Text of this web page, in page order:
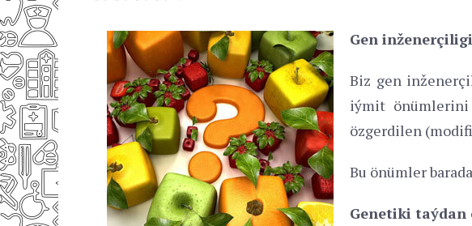
Gen
Biz gen
iýmit önümlerini
özgerdilen
Bu önümler
Genetiki taýdan